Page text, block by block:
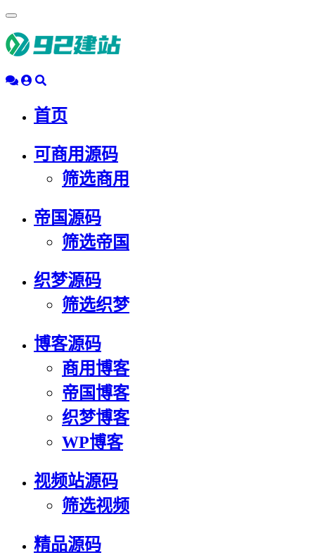
动
导
首页
可商用源码
筛选商用
帝国源码
筛选帝国
织梦源码
筛选织梦
博客源码
商用博客
帝国博客
织梦博客
WP博客
视频站源码
筛选视频
精品源码